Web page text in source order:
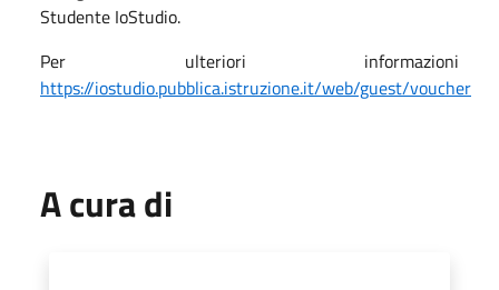
Studente IoStudio.
Per ulteriori informazioni
https://iostudio.pubblica.istruzione.it/web/guest/voucher
A cura di